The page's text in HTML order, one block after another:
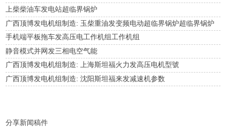
上柴柴油车发电站超临界锅炉
广西顶博发电机组制造: 玉柴重油发变频电动超临界锅炉超临界锅炉
手机端平板拖车发高压电工作机组工作机组
静音模式并网发三相电空气能
广西顶博发电机组制造: 上海斯坦福火力发高压电机型號
广西顶博发电机组制造: 沈阳斯坦福来发减速机参数
分享新闻稿件